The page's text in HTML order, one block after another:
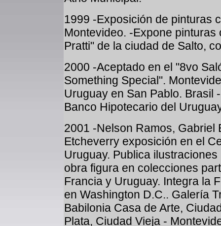
1999 -Exposición de pinturas
Montevideo. -Expone
Pratti" de la ciudad de Salto,
2000 -Aceptado en el "8vo
Something Special".
Uruguay en San Pablo. Brasil
Banco Hipotecario del
2001 -Nelson Ramos, Gabriel
Etcheverry exposición en el
Uruguay. Publica
obra figura en colecciones
Francia y Uruguay. Integra la
en Washington D.C.. Galería
Babilonia Casa de Arte,
Plata, Ciudad Vieja -